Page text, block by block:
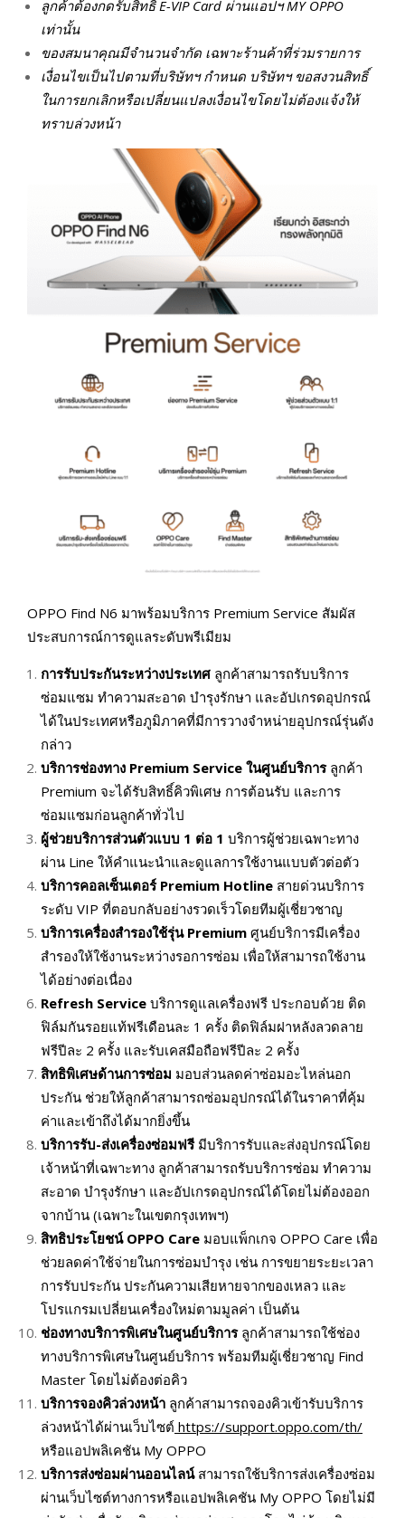
ลูกค้าต้องกดรับสิทธิ์ E-VIP Card ผ่านแอปฯMY OPPO
เท่านั้น
ของสมนาคุณมีจำนวนจำกัด เฉพาะร้านค้าที่ร่วมรายการ
เงื่อนไขเป็นไปตามที่บริษัทฯ กำหนด บริษัทฯ ขอสงวนสิทธิ์
ในการยกเลิกหรือเปลี่ยนแปลงเงื่อนไขโดยไม่ต้องแจ้งให้
ทราบล่วงหน้า
OPPO Find N6 มาพร้อมบริการ Premium Service สัมผัส
ประสบการณ์การดูแลระดับพรีเมียม
การรับประกันระหว่างประเทศ ลูกค้าสามารถรับบริการ
ซ่อมแซม ทำความสะอาด บำรุงรักษา และอัปเกรดอุปกรณ์
ได้ในประเทศหรือภูมิภาคที่มีการวางจำหน่ายอุปกรณ์รุ่นดัง
กล่าว
บริการช่องทาง Premium Service ในศูนย์บริการลูกค้า
Premium จะได้รับสิทธิ์คิวพิเศษ การต้อนรับ และการ
ซ่อมแซมก่อนลูกค้าทั่วไป
ผู้ช่วยบริการส่วนตัวแบบ 1 ต่อ 1 บริการผู้ช่วยเฉพาะทาง
ผ่าน Line ให้คำแนะนำและดูแลการใช้งานแบบตัวต่อตัว
บริการคอลเซ็นเตอร์ Premium Hotline สายด่วนบริการ
ระดับ VIP ที่ตอบกลับอย่างรวดเร็วโดยทีมผู้เชี่ยวชาญ
บริการเครื่องสำรองใช้รุ่น Premium ศูนย์บริการมีเครื่อง
สำรองให้ใช้งานระหว่างรอการซ่อม เพื่อให้สามารถใช้งาน
ได้อย่างต่อเนื่อง
Refresh Service บริการดูแลเครื่องฟรี ประกอบด้วย ติด
ฟิล์มกันรอยแท้ฟรีเดือนละ 1 ครั้ง ติดฟิล์มฝาหลังลวดลาย
ฟรีปีละ 2 ครั้ง และรับเคสมือถือฟรีปีละ 2 ครั้ง
สิทธิพิเศษด้านการซ่อม มอบส่วนลดค่าซ่อมอะไหล่นอก
ประกัน ช่วยให้ลูกค้าสามารถซ่อมอุปกรณ์ได้ในราคาที่คุ้ม
ค่าและเข้าถึงได้มากยิ่งขึ้น
บริการรับ-ส่งเครื่องซ่อมฟรีมีบริการรับและส่งอุปกรณ์โดย
เจ้าหน้าที่เฉพาะทาง ลูกค้าสามารถรับบริการซ่อม ทำความ
สะอาด บำรุงรักษา และอัปเกรดอุปกรณ์ได้โดยไม่ต้องออก
จากบ้าน (เฉพาะในเขตกรุงเทพฯ)
สิทธิประโยชน์ OPPO Care มอบแพ็กเกจ OPPO Care เพื่อ
ช่วยลดค่าใช้จ่ายในการซ่อมบำรุง เช่น การขยายระยะเวลา
การรับประกัน ประกันความเสียหายจากของเหลว และ
โปรแกรมเปลี่ยนเครื่องใหม่ตามมูลค่า เป็นต้น
ช่องทางบริการพิเศษในศูนย์บริการ ลูกค้าสามารถใช้ช่อง
ทางบริการพิเศษในศูนย์บริการ พร้อมทีมผู้เชี่ยวชาญ Find
Master โดยไม่ต้องต่อคิว
บริการจองคิวล่วงหน้า ลูกค้าสามารถจองคิวเข้ารับบริการ
ล่วงหน้าได้ผ่านเว็บไซต์ https://support.oppo.com/th/
หรือแอปพลิเคชัน My OPPO
บริการส่งซ่อมผ่านออนไลน์ สามารถใช้บริการส่งเครื่องซ่อม
ผ่านเว็บไซต์ทางการหรือแอปพลิเคชัน My OPPO โดยไม่มี